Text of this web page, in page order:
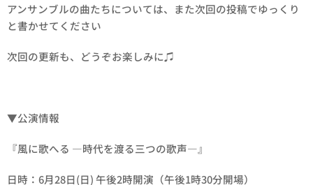
アンサンブルの曲たちについては、また次回の投稿でゆっくり
と書かせてください😊
次回の更新も、どうぞお楽しみに♫
▼公演情報
『風に歌へる —時代を渡る三つの歌声—』
日時：6月28日(日) 午後2時開演（午後1時30分開場）